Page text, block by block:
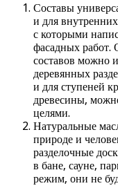
Составы
и для
с которыми
фасадных работ.
составов можно
деревянных
и для ступеней
древесины,
целями.
Натуральные
природе и
разделочные
в бане, сауне,
режим, они не